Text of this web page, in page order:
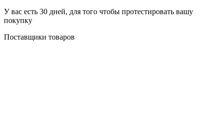
У вас есть 30 дней, для того чтобы протестировать вашу
покупку
Поставщики товаров